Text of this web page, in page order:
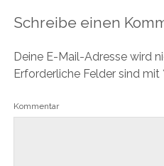
Schreibe einen
Deine E-Mail-Adresse wird
Erforderliche Felder sind mit
Kommentar